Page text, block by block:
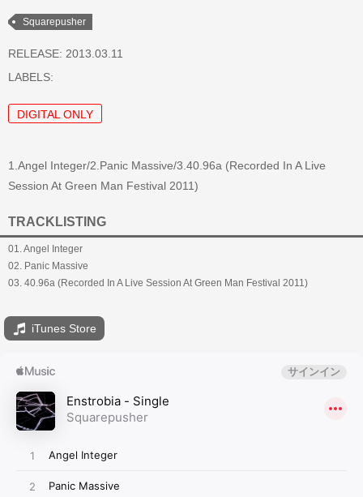
Squarepusher
RELEASE: 2013.03.11
LABELS:
DIGITAL ONLY
1.Angel Integer/2.Panic Massive/3.40.96a (Recorded In A Live
Session At Green Man Festival 2011)
TRACKLISTING
01. Angel Integer
02. Panic Massive
03. 40.96a (Recorded In A Live Session At Green Man Festival 2011)
iTunes Store